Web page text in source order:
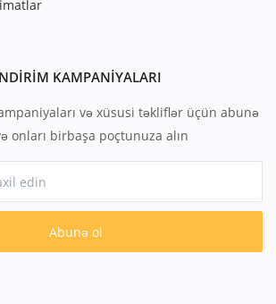
KAMPANIYALARI
və xüsusi təkliflər üçün abunə
onları birbaşa poçtunuza alın
Abunə ol